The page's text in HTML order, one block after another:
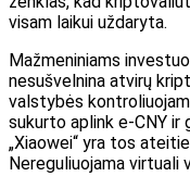
visam laikui uždaryta.
Mažmeniniams
nesušvelnina atvirų
valstybės
sukurto aplink e-CNY ir
„Xiaowei“ yra tos
Nereguliuojama virtuali